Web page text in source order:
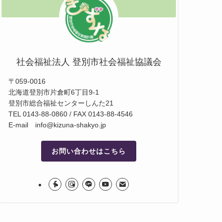
社会福祉法人 登別市社会福祉協議会
〒059-0016
北海道登別市片倉町6丁目9-1
登別市総合福祉センターしんた21
TEL 0143-88-0860 / FAX 0143-88-4546
E-mail info@kizuna-shakyo.jp
お問い合わせはこちら